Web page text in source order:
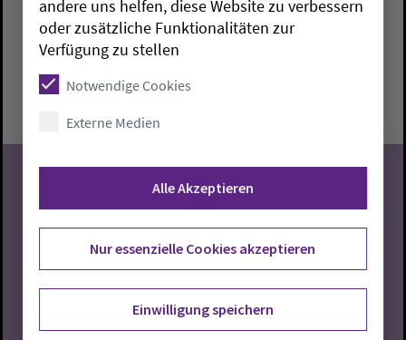
Brake:Paul-Gerhardt-Haus
Montag, 10.8.2026, 10-11:30 Uhr
10
08.2026
andere uns helfen, diese Website zu verbessern
oder zusätzliche Funktionalitäten zur
Verfügung zu stellen
Notwendige Cookies
Externe Medien
Alle Akzeptieren
Nur essenzielle Cookies akzeptieren
Einwilligung speichern